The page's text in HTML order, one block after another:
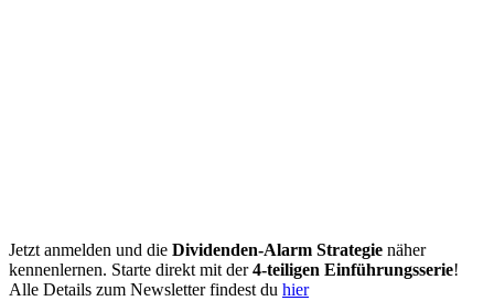
Jetzt anmelden und die Dividenden-Alarm Strategie näher
kennenlernen. Starte direkt mit der4-teiligen Einführungsserie!
Alle Details zum Newsletter findest du hier